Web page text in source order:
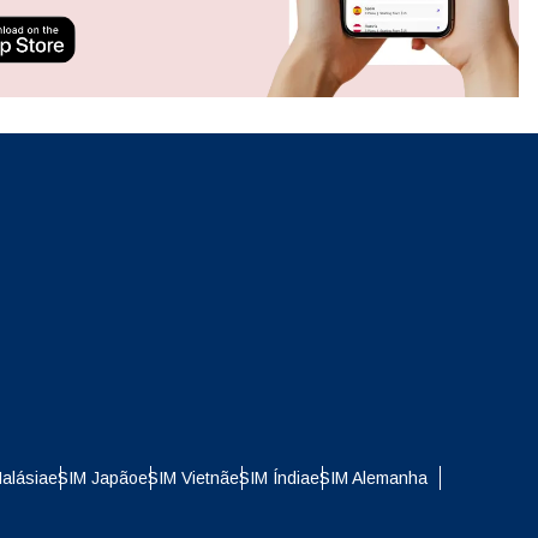
eSIM JapãoeSIM VietnãeSIM ÍndiaeSIM Alemanha